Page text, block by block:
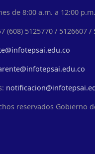
de 8:00 a.m. a 12:00
(608) 5125770 / 5126607 /
reservados Gobierno